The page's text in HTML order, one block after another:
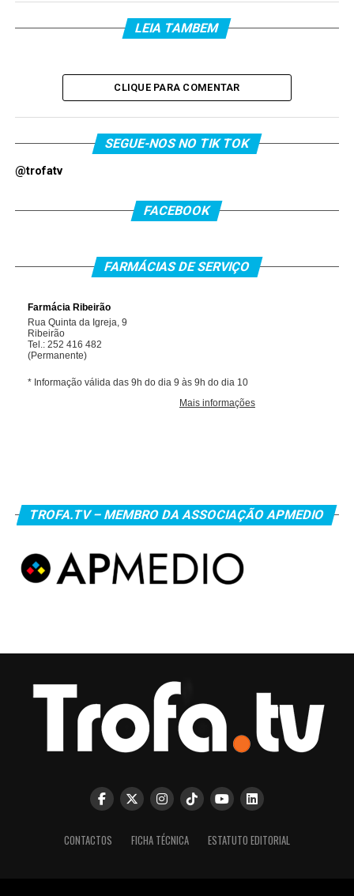
LEIA TAMBEM
CLIQUE PARA COMENTAR
SEGUE-NOS NO TIK TOK
@trofatv
FACEBOOK
FARMÁCIAS DE SERVIÇO
TROFA.TV – MEMBRO DA ASSOCIAÇÃO APMEDIO
CONTACTOS FICHA TÉCNICA ESTATUTO EDITORIAL